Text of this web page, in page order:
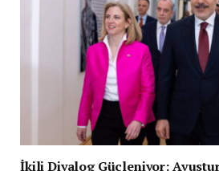
İkili Diyalog Güçleniyor: